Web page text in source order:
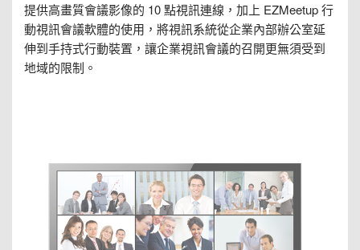
提供高畫質會議影像的 10 點視訊連線，加上 EZMeetup 行
動視訊會議軟體的使用，將視訊系統從企業內部辦公室延
伸到手持式行動裝置，讓企業視訊會議的召開更無須受到
地域的限制。